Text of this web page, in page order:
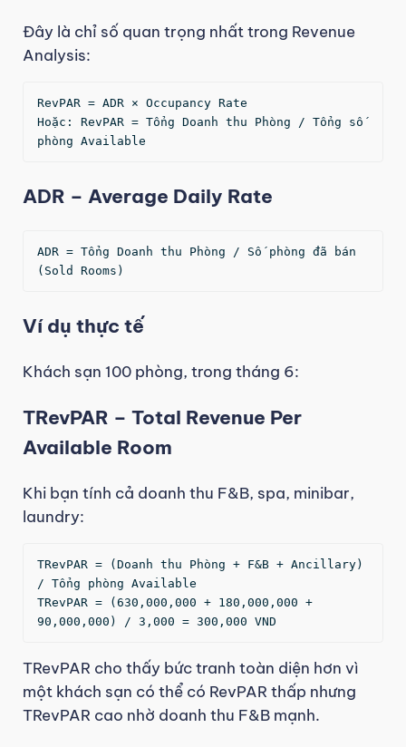
Đây là chỉ số quan trọng nhất trong Revenue
Analysis:
RevPAR = ADR × Occupancy Rate
Hoặc: RevPAR = Tổng Doanh thu Phòng / Tổng số
phòng Available
ADR – Average Daily Rate
ADR = Tổng Doanh thu Phòng / Số phòng đã bán
(Sold Rooms)
Ví dụ thực tế
Khách sạn 100 phòng, trong tháng 6:
TRevPAR – Total Revenue Per
Available Room
Khi bạn tính cả doanh thu F&B, spa, minibar,
laundry:
TRevPAR = (Doanh thu Phòng + F&B + Ancillary)
/ Tổng phòng Available
TRevPAR = (630,000,000 + 180,000,000 +
90,000,000) / 3,000 = 300,000 VND
TRevPAR cho thấy bức tranh toàn diện hơn vì
một khách sạn có thể có RevPAR thấp nhưng
TRevPAR cao nhờ doanh thu F&B mạnh.